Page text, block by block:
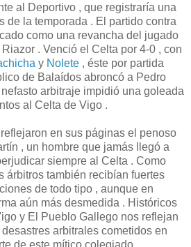
al Deportivo , que registraría una
de la temporada . El partido contra
como una revancha del jugado
. Venció el Celta por 4-0 , con
y Nolete , éste por partida
de Balaídos abroncó a Pedro
arbitraje impidió una goleada
al Celta de Vigo .
en sus páginas el penoso
, un hombre que jamás llegó a
siempre al Celta . Como
árbitros también recibían fuertes
de todo tipo , aunque en
aún más desmedida . Históricos
y El Pueblo Gallego nos reflejan
arbitrales cometidos en
de este mítico colegiado